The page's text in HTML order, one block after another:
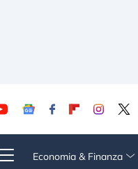
Economia & Finanza